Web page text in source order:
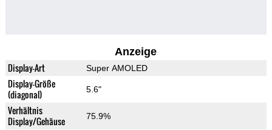
Anzeige
Display-Art Super AMOLED
Display-Größe
(diagonal)
5.6"
Verhältnis
Display/Gehäuse
75.9%